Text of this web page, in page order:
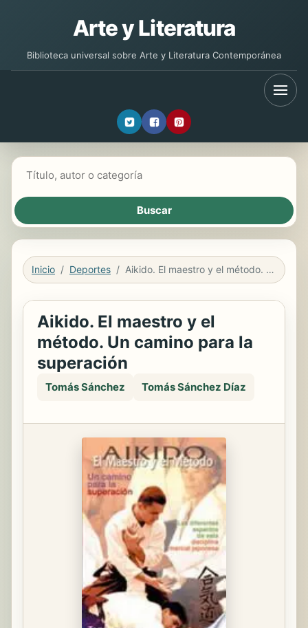
Arte y Literatura
Biblioteca universal sobre Arte y Literatura Contemporánea
Inicio Deportes Aikido. El maestro y el método. Un camino para la superación
Aikido. El maestro y el
método. Un camino para la
superación
Tomás Sánchez Tomás Sánchez Díaz